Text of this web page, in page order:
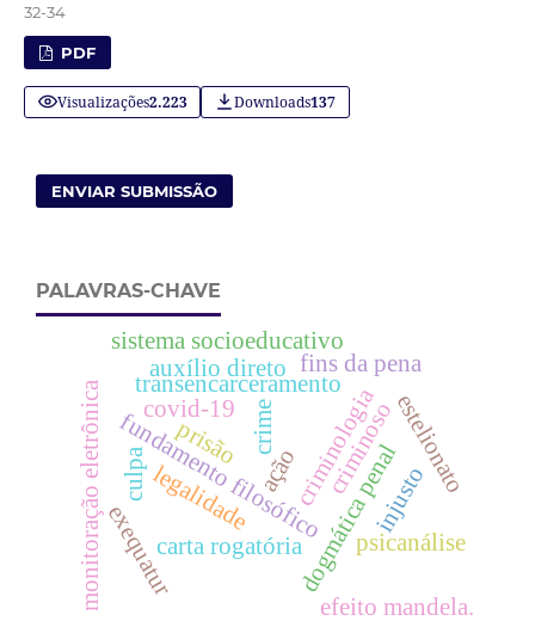
32-34
PDF
Visualizações2.223 Downloads137
ENVIAR SUBMISSÃO
PALAVRAS-CHAVE
ação
crime
dogmática penal
fundamento filosóficocriminologia
criminoso
psicanálise
injusto
culpa
transencarceramento
monitoração eletrônica
fins da pena
carta rogatória
auxílio direto
exequatur
legalidade estelionato
prisão
sistema socioeducativo
covid-19
efeito mandela.